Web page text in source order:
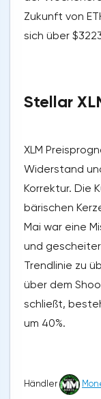
Zukunft von
sich über
Stellar
XLM
Widerstand
Korrektur. Die
bärischen
Mai war eine
und
Trendlinie zu
über dem
schließt,
um 40%.
Händler